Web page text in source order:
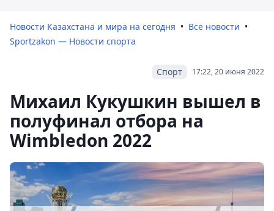
Новости Казахстана и мира на сегодня
Все новости
Sportzakon — Новости спорта
17:22, 20 июня 2022
Спорт
Михаил Кукушкин вышел в
полуфинал отбора на
Wimbledon 2022